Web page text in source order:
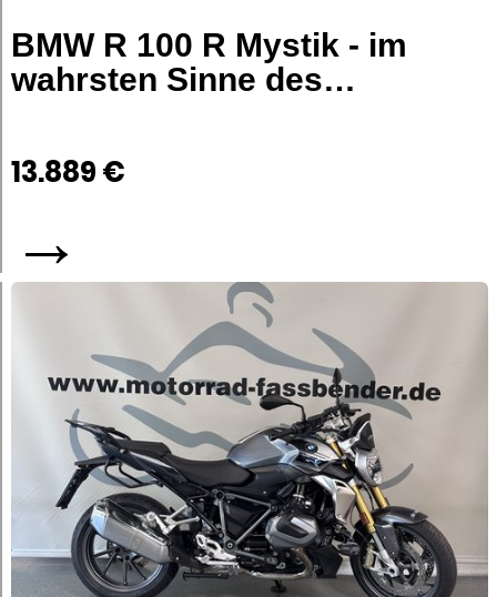
BMW R 100 R Mystik - im
wahrsten Sinne des…
13.889 €
→